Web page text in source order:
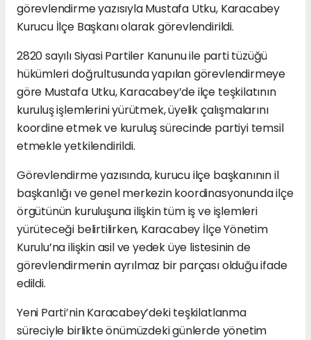
görevlendirme yazısıyla Mustafa Utku, Karacabey
Kurucu İlçe Başkanı olarak görevlendirildi.
2820 sayılı Siyasi Partiler Kanunu ile parti tüzüğü
hükümleri doğrultusunda yapılan görevlendirmeye
göre Mustafa Utku, Karacabey’de ilçe teşkilatının
kuruluş işlemlerini yürütmek, üyelik çalışmalarını
koordine etmek ve kuruluş sürecinde partiyi temsil
etmekle yetkilendirildi.
Görevlendirme yazısında, kurucu ilçe başkanının il
başkanlığı ve genel merkezin koordinasyonunda ilçe
örgütünün kuruluşuna ilişkin tüm iş ve işlemleri
yürüteceği belirtilirken, Karacabey İlçe Yönetim
Kurulu’na ilişkin asil ve yedek üye listesinin de
görevlendirmenin ayrılmaz bir parçası olduğu ifade
edildi.
Yeni Parti’nin Karacabey’deki teşkilatlanma
süreciyle birlikte önümüzdeki günlerde yönetim